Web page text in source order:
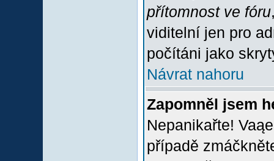
přítomnost ve fóru
viditelní jen pro
počítáni jako
Návrat nahoru
Zapomněl jsem
Nepanikařte!
případě